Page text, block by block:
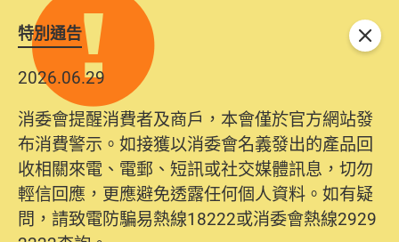
特別通告
2026.06.29
消委會提醒消費者及商戶，本會僅於官方網站發
布消費警示。如接獲以消委會名義發出的產品回
收相關來電、電郵、短訊或社交媒體訊息，切勿
輕信回應，更應避免透露任何個人資料。如有疑
問，請致電防騙易熱線18222或消委會熱線2929
關閉